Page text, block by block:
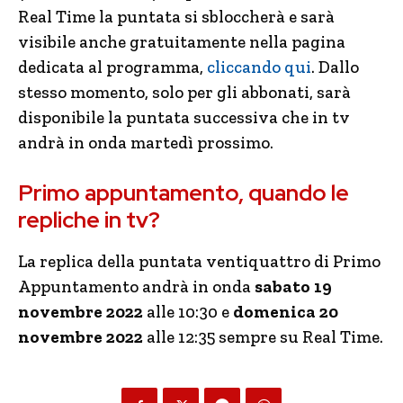
Real Time la puntata si sbloccherà e sarà
visibile anche gratuitamente nella pagina
dedicata al programma, cliccando qui. Dallo
stesso momento, solo per gli abbonati, sarà
disponibile la puntata successiva che in tv
andrà in onda martedì prossimo.
Primo appuntamento, quando le
repliche in tv?
La replica della puntata ventiquattro di Primo
Appuntamento andrà in onda sabato 19
novembre 2022 alle 10:30 e domenica 20
novembre 2022 alle 12:35 sempre su Real Time.